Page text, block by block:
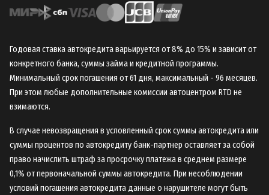
Годовая ставка автокредита варьируется от 8% до 15% и зависит от
конкретного банка, суммы займа и кредитной программы.
Минимальный срок погашения от 61 дня, максимальный - 96 месяцев.
При этом любые дополнительные комиссии автоцентром RTD не
взимаются.
В случае невозвращения в условленный срок суммы автокредита или
суммы процентов по автокредиту банк-партнер оставляет за собой
право начислить штраф за просрочку платежа в среднем размере
0,1% от первоначальной суммы автокредита. При несоблюдении
условий погашения автокредита данные о нарушителе могут быть